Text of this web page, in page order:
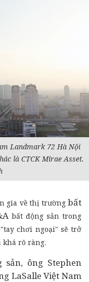
Landmark 72 Hà Nội
là CTCK Mirae Asset.
gia về thị trường bất
bất động sản trong
chơi ngoại" sẽ trở
khá rõ ràng.
ông Stephen
LaSalle Việt Nam